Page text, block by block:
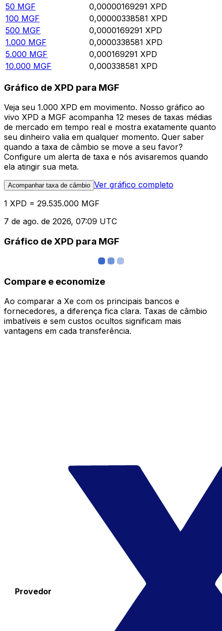
50 MGF 0,00000169291 XPD
100 MGF 0,00000338581 XPD
500 MGF 0,0000169291 XPD
1.000 MGF 0,0000338581 XPD
5.000 MGF 0,000169291 XPD
10.000 MGF 0,000338581 XPD
Gráfico de XPD para MGF
Veja seu 1.000 XPD em movimento. Nosso gráfico ao
vivo XPD a MGF acompanha 12 meses de taxas médias
de mercado em tempo real e mostra exatamente quanto
seu dinheiro valia em qualquer momento. Quer saber
quando a taxa de câmbio se move a seu favor?
Configure um alerta de taxa e nós avisaremos quando
ela atingir sua meta.
Acompanhar taxa de câmbio Ver gráfico completo
1 XPD = 29.535.000 MGF
7 de ago. de 2026, 07:09 UTC
Gráfico de XPD para MGF
Compare e economize
Ao comparar a Xe com os principais bancos e
fornecedores, a diferença fica clara. Taxas de câmbio
imbatíveis e sem custos ocultos significam mais
vantagens em cada transferência.
Provedor